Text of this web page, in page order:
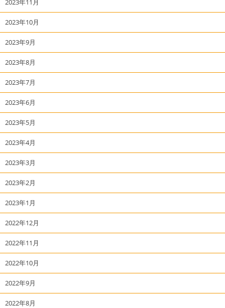
2023年11月
2023年10月
2023年9月
2023年8月
2023年7月
2023年6月
2023年5月
2023年4月
2023年3月
2023年2月
2023年1月
2022年12月
2022年11月
2022年10月
2022年9月
2022年8月